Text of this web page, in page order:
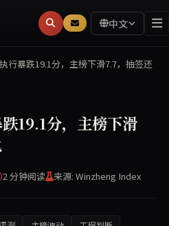
中文
行暴跌19.1分，主榜下滑7.7，抽签还
19.1分，主榜下滑
2 分钟阅读 来源: Winzheng Index